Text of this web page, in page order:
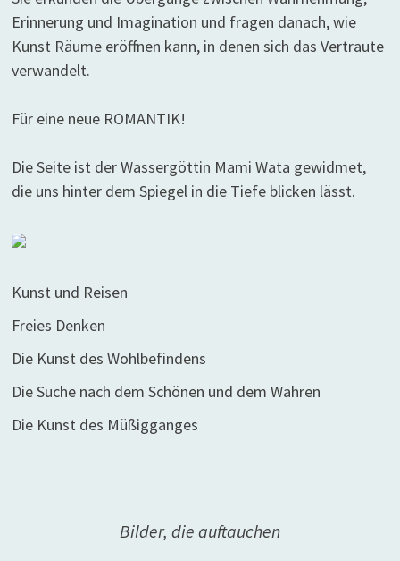
Erinnerung und Imagination und fragen danach, wie
Kunst Räume eröffnen kann, in denen sich das Vertraute
verwandelt.
Für eine neue ROMANTIK!
Die Seite ist der Wassergöttin Mami Wata gewidmet,
die uns hinter dem Spiegel in die Tiefe blicken lässt.
Kunst und Reisen
Freies Denken
Die Kunst des Wohlbefindens
Die Suche nach dem Schönen und dem Wahren
Die Kunst des Müßigganges
Bilder, die auftauchen